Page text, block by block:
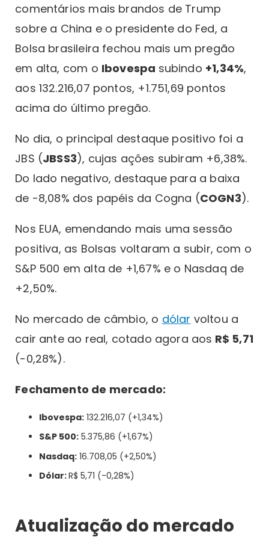
comentários mais brandos de Trump
sobre a China e o presidente do Fed, a
Bolsa brasileira fechou mais um pregão
em alta, com o Ibovespa subindo +1,34%,
aos 132.216,07 pontos, +1.751,69 pontos
acima do último pregão.
No dia, o principal destaque positivo foi a
JBS (JBSS3), cujas ações subiram +6,38%.
Do lado negativo, destaque para a baixa
de -8,08% dos papéis da Cogna (COGN3).
Nos EUA, emendando mais uma sessão
positiva, as Bolsas voltaram a subir, com o
S&P 500 em alta de +1,67% e o Nasdaq de
+2,50%.
No mercado de câmbio, o dólar voltou a
cair ante ao real, cotado agora aos R$ 5,71
(-0,28%).
Fechamento de mercado:
Ibovespa: 132.216,07 (+1,34%)
S&P 500: 5.375,86 (+1,67%)
Nasdaq: 16.708,05 (+2,50%)
Dólar:R$ 5,71 (-0,28%)
Atualização do mercado